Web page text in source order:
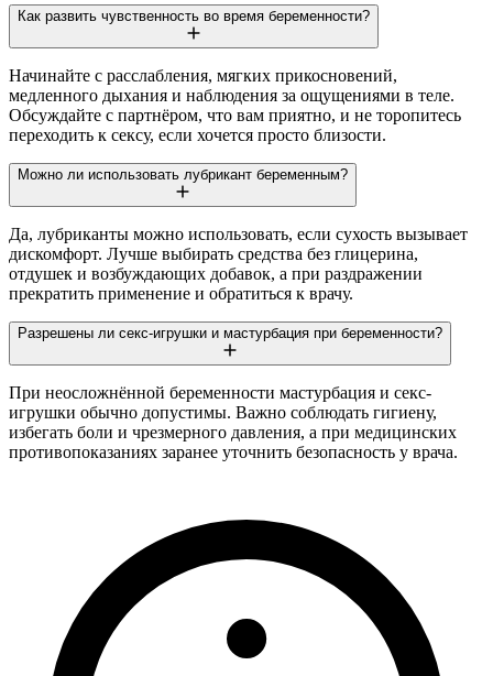
Как развить чувственность во время беременности?
Начинайте с расслабления, мягких прикосновений,
медленного дыхания и наблюдения за ощущениями в теле.
Обсуждайте с партнёром, что вам приятно, и не торопитесь
переходить к сексу, если хочется просто близости.
Можно ли использовать лубрикант беременным?
Да, лубриканты можно использовать, если сухость вызывает
дискомфорт. Лучше выбирать средства без глицерина,
отдушек и возбуждающих добавок, а при раздражении
прекратить применение и обратиться к врачу.
Разрешены ли секс-игрушки и мастурбация при беременности?
При неосложнённой беременности мастурбация и секс-
игрушки обычно допустимы. Важно соблюдать гигиену,
избегать боли и чрезмерного давления, а при медицинских
противопоказаниях заранее уточнить безопасность у врача.